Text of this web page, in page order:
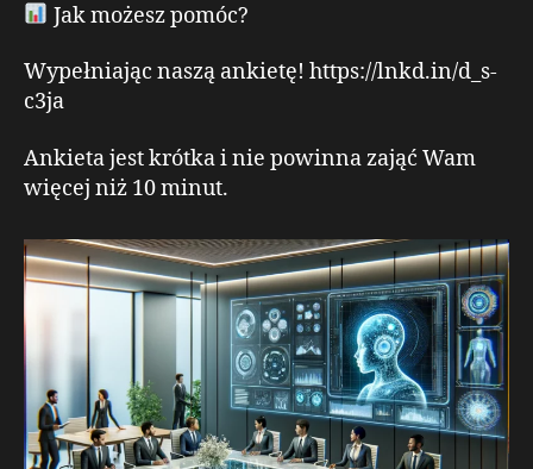
Jak możesz pomóc?
Wypełniając naszą ankietę! https://lnkd.in/d_s-
c3ja
Ankieta jest krótka i nie powinna zająć Wam
więcej niż 10 minut.